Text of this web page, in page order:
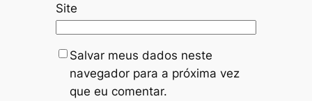
Site
Salvar meus dados neste
navegador para a próxima vez
que eu comentar.